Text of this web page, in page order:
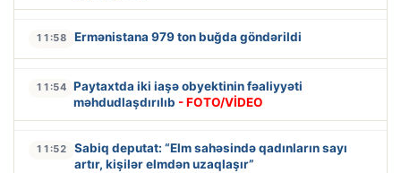
11:58 Ermənistana 979 ton buğda göndərildi
11:54 Paytaxtda iki iaşə obyektinin fəaliyyəti
məhdudlaşdırılıb - FOTO/VİDEO
11:52
Sabiq deputat: “Elm sahəsində qadınların sayı
artır, kişilər elmdən uzaqlaşır”